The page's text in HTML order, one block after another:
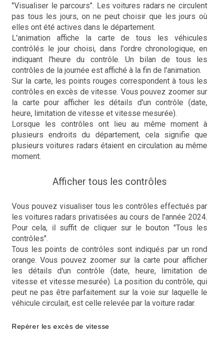
"Visualiser le parcours". Les voitures radars ne circulent
pas tous les jours, on ne peut choisir que les jours où
elles ont été actives dans le département.
L'animation affiche la carte de tous les véhicules
contrôlés le jour choisi, dans l'ordre chronologique, en
indiquant l'heure du contrôle. Un bilan de tous les
contrôles de la journée est affiché à la fin de l'animation.
Sur la carte, les points rouges correspondent à tous les
contrôles en excès de vitesse. Vous pouvez zoomer sur
la carte pour afficher les détails d'un contrôle (date,
heure, limitation de vitesse et vitesse mesurée).
Lorsque les contrôles ont lieu au même moment à
plusieurs endroits du département, cela signifie que
plusieurs voitures radars étaient en circulation au même
moment.
Afficher tous les contrôles
Vous pouvez visualiser tous les contrôles effectués par
les voitures radars privatisées au cours de l'année 2024.
Pour cela, il suffit de cliquer sur le bouton "Tous les
contrôles".
Tous les points de contrôles sont indiqués par un rond
orange. Vous pouvez zoomer sur la carte pour afficher
les détails d'un contrôle (date, heure, limitation de
vitesse et vitesse mesurée). La position du contrôle, qui
peut ne pas être parfaitement sur la voie sur laquelle le
véhicule circulait, est celle relevée par la voiture radar.
Repérer les excès de vitesse